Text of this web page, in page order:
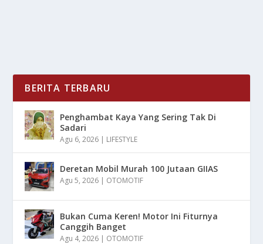
BERITA TERBARU
Penghambat Kaya Yang Sering Tak Di
Sadari
Agu 6, 2026 | LIFESTYLE
Deretan Mobil Murah 100 Jutaan GIIAS
Agu 5, 2026 | OTOMOTIF
Bukan Cuma Keren! Motor Ini Fiturnya
Canggih Banget
Agu 4, 2026 | OTOMOTIF